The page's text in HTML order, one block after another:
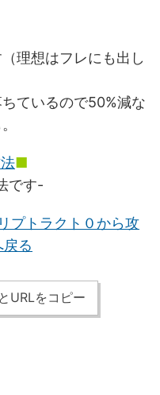
理想はフレにも出し
ているので50%減な
■
です-
プトラクト０から攻
る
URLをコピー